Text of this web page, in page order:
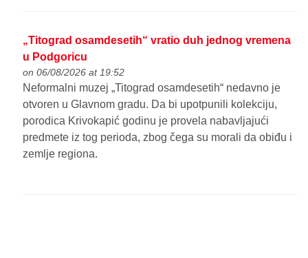
„Titograd osamdesetih“ vratio duh jednog vremena
u Podgoricu
on 06/08/2026 at 19:52
Neformalni muzej „Titograd osamdesetih“ nedavno je
otvoren u Glavnom gradu. Da bi upotpunili kolekciju,
porodica Krivokapić godinu je provela nabavljajući
predmete iz tog perioda, zbog čega su morali da obiđu i
zemlje regiona.